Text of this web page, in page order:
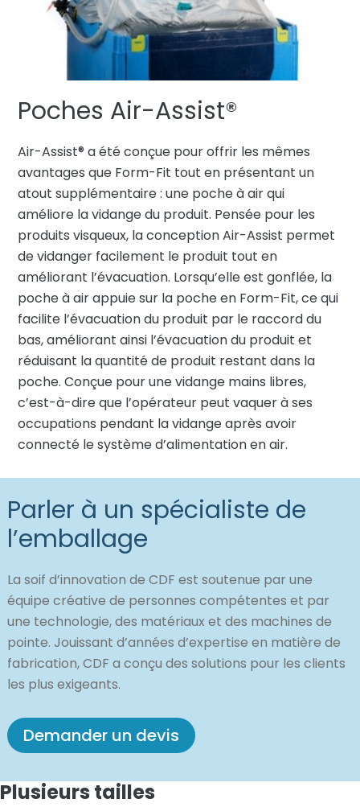
Poches Air-Assist®
Air-Assist® a été conçue pour offrir les mêmes
avantages que Form-Fit tout en présentant un
atout supplémentaire : une poche à air qui
améliore la vidange du produit. Pensée pour les
produits visqueux, la conception Air-Assist permet
de vidanger facilement le produit tout en
améliorant l’évacuation. Lorsqu’elle est gonflée, la
poche à air appuie sur la poche en Form-Fit, ce qui
facilite l’évacuation du produit par le raccord du
bas, améliorant ainsi l’évacuation du produit et
réduisant la quantité de produit restant dans la
poche. Conçue pour une vidange mains libres,
c’est-à-dire que l’opérateur peut vaquer à ses
occupations pendant la vidange après avoir
connecté le système d’alimentation en air.
Parler à un spécialiste de
l’emballage
La soif d’innovation de CDF est soutenue par une
équipe créative de personnes compétentes et par
une technologie, des matériaux et des machines de
pointe. Jouissant d’années d’expertise en matière de
fabrication, CDF a conçu des solutions pour les clients
les plus exigeants.
Demander un devis
Plusieurs tailles